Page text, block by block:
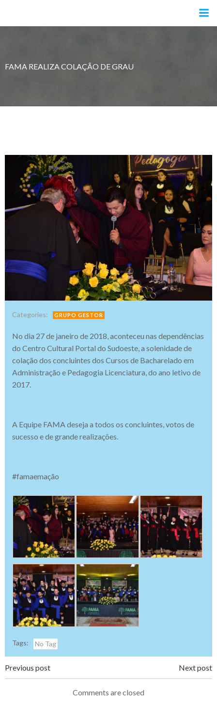
o
FAMA REALIZA COLAÇÃO DE GRAU
Categories: GRUPO GESTOR
No dia 27 de janeiro de 2018, aconteceu nas dependências
do Centro Cultural Portal do Sudoeste, a solenidade de
colação dos concluintes dos Cursos de Bacharelado em
Administração e Pedagogia Licenciatura, do ano letivo de
2017.
A Equipe FAMA deseja a todos os concluintes, votos de
sucesso e de grande realizações.
#famaemação
Tags: No Tag
Navegação
Previous post
Navegação
de
Next post
Comments are closed